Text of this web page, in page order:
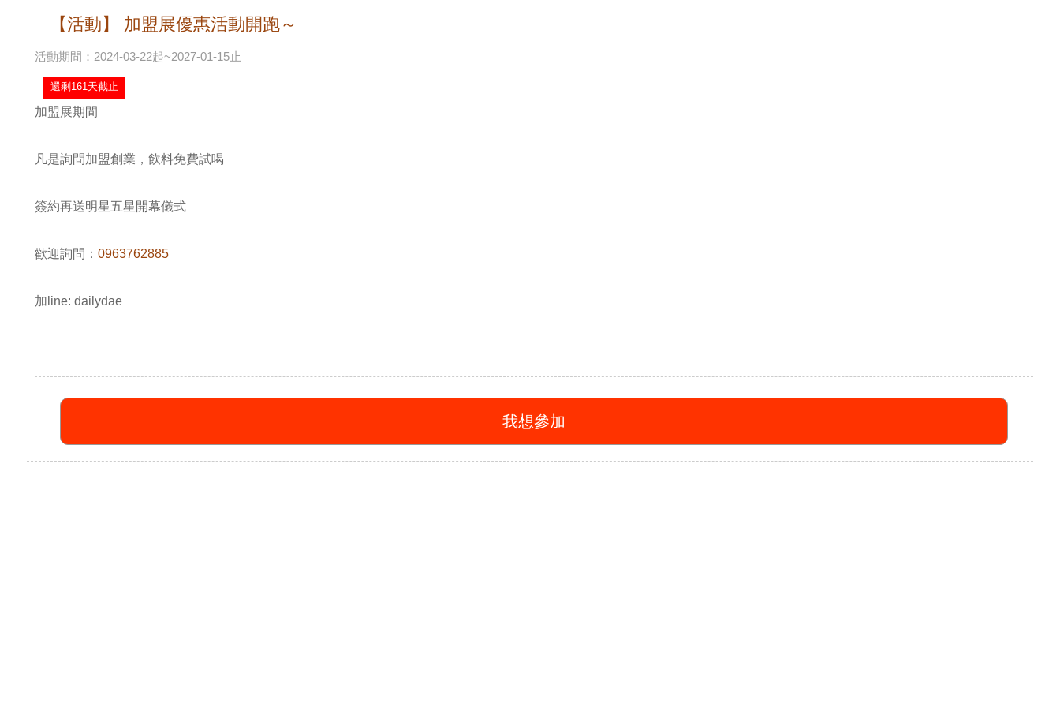
【活動】 加盟展優惠活動開跑～
活動期間：2024-03-22起~2027-01-15止
還剩161天截止
加盟展期間
凡是詢問加盟創業，飲料免費試喝
簽約再送明星五星開幕儀式
歡迎詢問： 0963762885
加line: dailydae